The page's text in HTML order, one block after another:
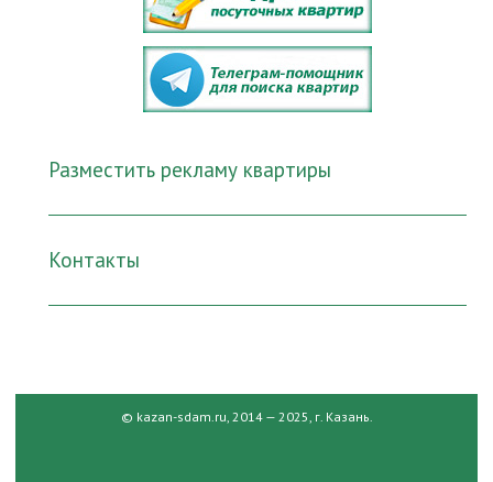
Разместить рекламу квартиры
Контакты
© kazan-sdam.ru, 2014 — 2025, г. Казань.